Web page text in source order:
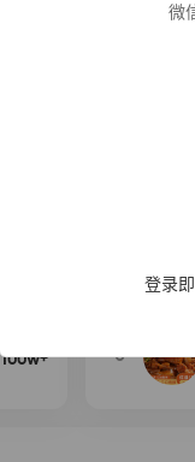
微
登录
100w+ 5